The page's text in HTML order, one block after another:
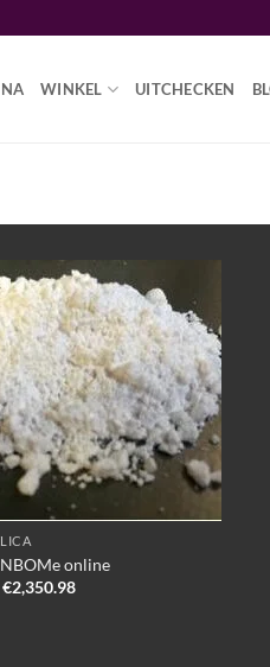
WINKEL UITCHECKEN
Add to
wishlist
online
€2,350.98Prijsklasse: